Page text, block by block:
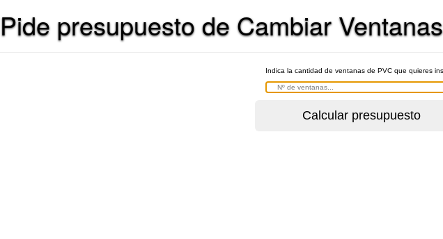
Pide presupuesto de Cambiar
Indica la cantidad de ventanas de PVC que quieres